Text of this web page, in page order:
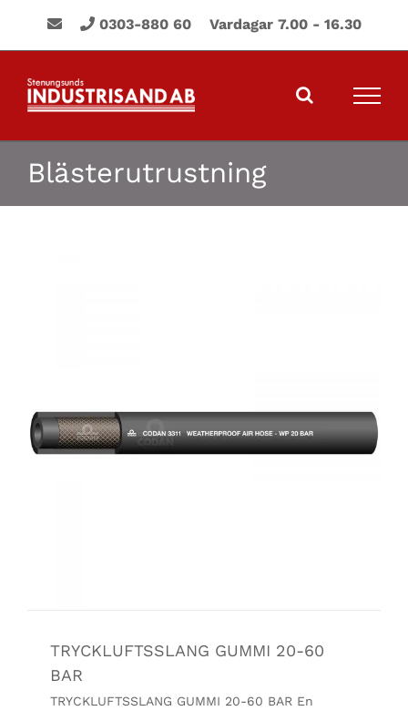
0303-880 60 Vardagar 7.00 - 16.30
Blästerutrustning
TRYCKLUFTSSLANG GUMMI 20-60
BAR
TRYCKLUFTSSLANG GUMMI 20-60 BAR En